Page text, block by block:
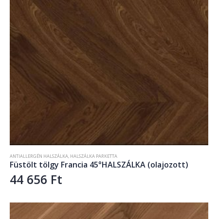
ANTIALLERGÉN HALSZÁLKA, HALSZÁLKA PARKETTA
Füstölt tölgy Francia 45°HALSZÁLKA (olajozott)
44 656 Ft